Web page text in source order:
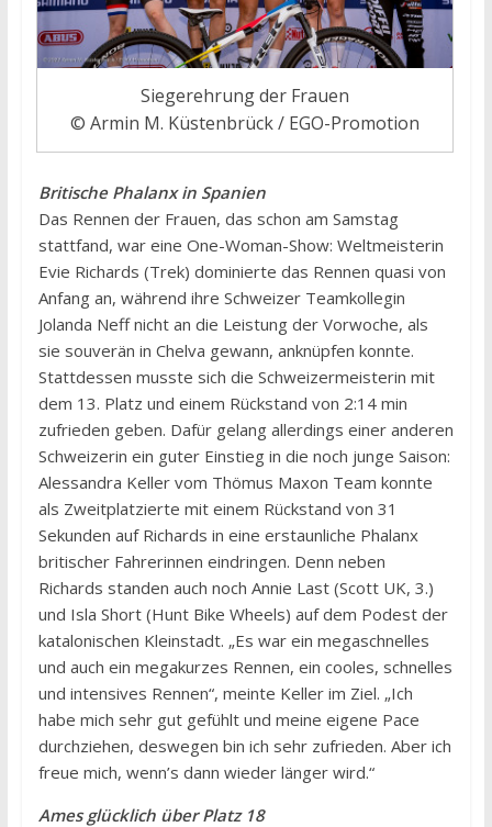
Siegerehrung der Frauen
© Armin M. Küstenbrück / EGO-Promotion
Britische Phalanx in Spanien
Das Rennen der Frauen, das schon am Samstag
stattfand, war eine One-Woman-Show: Weltmeisterin
Evie Richards (Trek) dominierte das Rennen quasi von
Anfang an, während ihre Schweizer Teamkollegin
Jolanda Neff nicht an die Leistung der Vorwoche, als
sie souverän in Chelva gewann, anknüpfen konnte.
Stattdessen musste sich die Schweizermeisterin mit
dem 13. Platz und einem Rückstand von 2:14 min
zufrieden geben. Dafür gelang allerdings einer anderen
Schweizerin ein guter Einstieg in die noch junge Saison:
Alessandra Keller vom Thömus Maxon Team konnte
als Zweitplatzierte mit einem Rückstand von 31
Sekunden auf Richards in eine erstaunliche Phalanx
britischer Fahrerinnen eindringen. Denn neben
Richards standen auch noch Annie Last (Scott UK, 3.)
und Isla Short (Hunt Bike Wheels) auf dem Podest der
katalonischen Kleinstadt. „Es war ein megaschnelles
und auch ein megakurzes Rennen, ein cooles, schnelles
und intensives Rennen“, meinte Keller im Ziel. „Ich
habe mich sehr gut gefühlt und meine eigene Pace
durchziehen, deswegen bin ich sehr zufrieden. Aber ich
freue mich, wenn’s dann wieder länger wird.“
Ames glücklich über Platz 18